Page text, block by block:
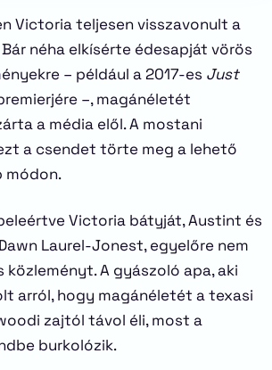
Victoria teljesen visszavonult a
néha elkísérte édesapját vörös
– például a 2017-es Just
–, magánéletét
a média elől. A mostani
a csendet törte meg a lehető
módon.
Victoria bátyját, Austint és
Laurel-Jonest, egyelőre nem
A gyászoló apa, aki
arról, hogy magánéletét a texasi
zajtól távol éli, most a
burkolózik.